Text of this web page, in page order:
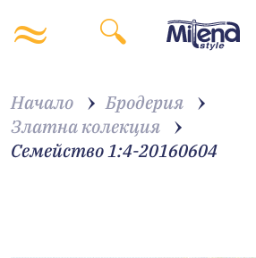
Начало
Бродерия
Златна колекция
Семейство 1:4-20160604